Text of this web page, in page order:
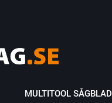
MULTITOOL SÅGBLAD